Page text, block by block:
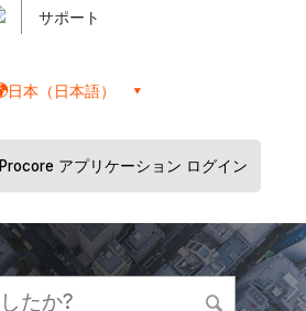
サポート
日本（日本語）
Procore アプリケーション ログイン